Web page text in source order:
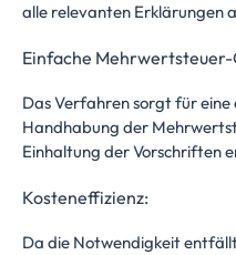
alle relevanten Erklärungen
Einfache
Das Verfahren sorgt für
Handhabung der
Einhaltung der Vorschriften
Kosteneffizienz:
Da die Notwendigkeit